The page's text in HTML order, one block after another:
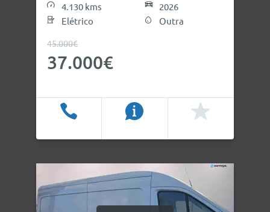
4.130 kms
Elétrico
2026
Outra
45.000€
37.000€